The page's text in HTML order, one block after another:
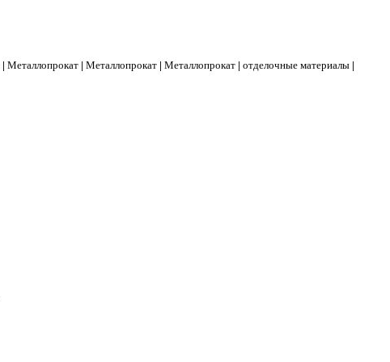
| Металлопрокат | Металлопрокат | Металлопрокат | отделочные материалы |